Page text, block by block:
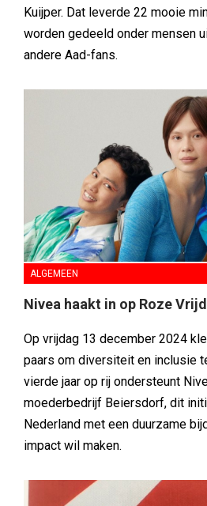
Kuijper. Dat leverde 22 mooie
worden gedeeld onder mensen
andere Aad-fans.
ALGEMEEN
Nivea haakt in op Roze
Op vrijdag 13 december 2024
paars om diversiteit en inclusie
vierde jaar op rij ondersteunt
moederbedrijf Beiersdorf, dit
Nederland met een duurzame
impact wil maken.